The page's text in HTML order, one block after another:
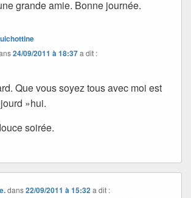
grande amie. Bonne journée.
24/09/2011 à 18:37a dit :
Que vous soyez tous avec moi est
»hui.
soirée.
dans22/09/2011 à 15:32 a dit :